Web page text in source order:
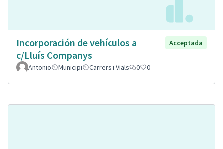
Incorporación de vehículos a
c/Lluís Companys
Acceptada
Antonio Municipi Carrers i Vials 0 0